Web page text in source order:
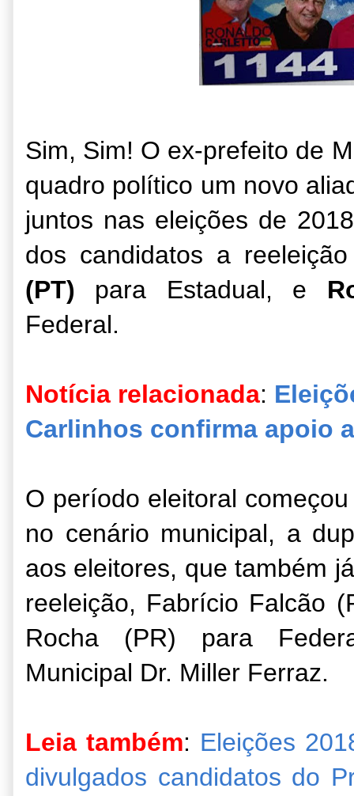
Sim, Sim! O ex-prefeito de
quadro político um novo
juntos nas eleições de
dos candidatos a
(PT) para Estadual, e
Federal.
Notícia relacionada:
Carlinhos confirma apoio
O período eleitoral
no cenário municipal, a
aos eleitores, que também
reeleição, Fabrício Falcão
Rocha (PR) para
Municipal Dr. Miller Ferraz.
Leia também: Eleições
divulgados candidatos do